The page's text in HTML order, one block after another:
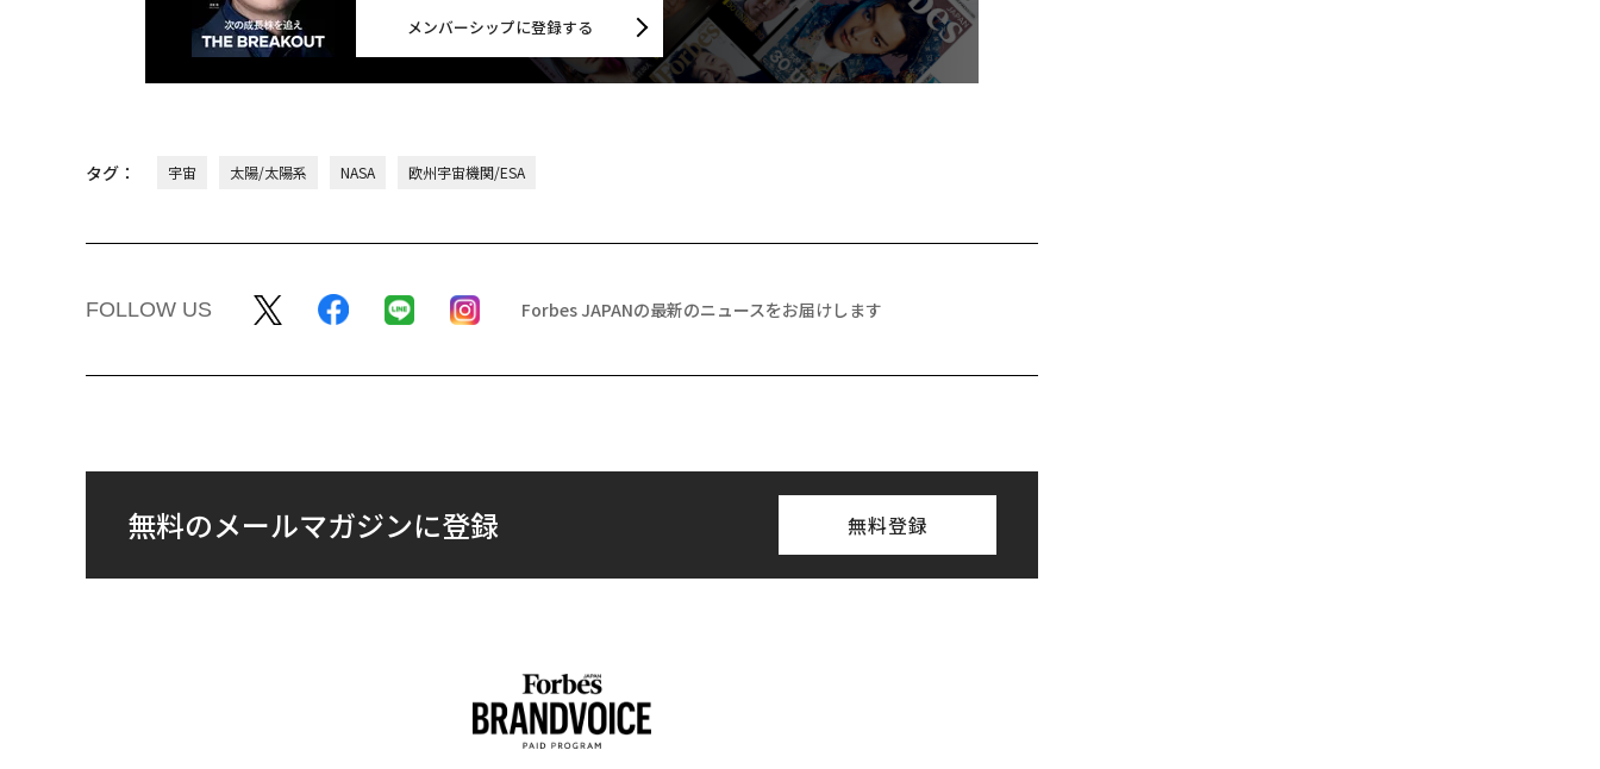
メンバーシップに登録する
タグ： 宇宙 太陽/太陽系 NASA 欧州宇宙機関/ESA
FOLLOW US Forbes JAPANの最新のニュースをお届けします
無料のメールマガジンに登録 無料登録